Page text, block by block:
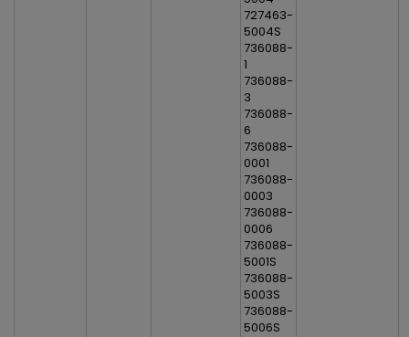
727463-
5004S
736088-
1
736088-
3
736088-
6
736088-
0001
736088-
0003
736088-
0006
736088-
5001S
736088-
5003S
736088-
5006S